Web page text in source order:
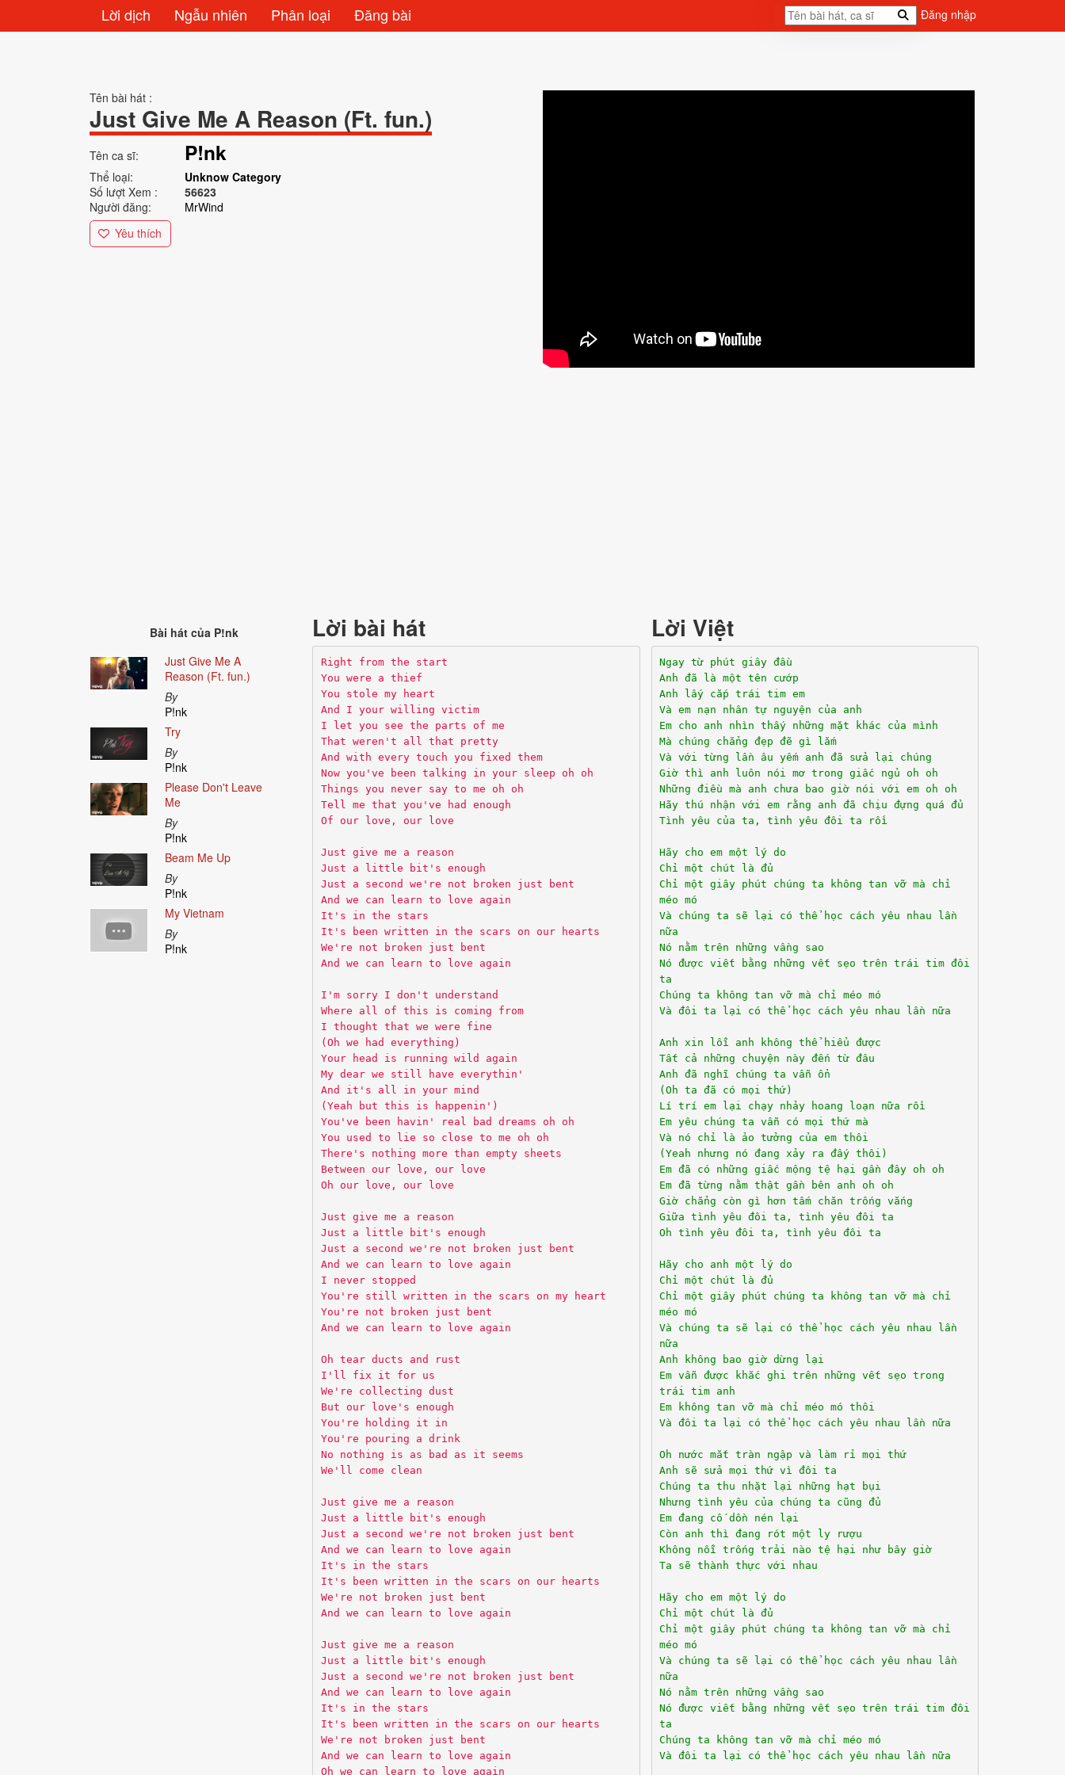
Lời dịch Ngẫu nhiên Phân loại Đăng bài Đăng nhập
Tên bài hát :
Just Give Me A Reason (Ft. fun.)
Tên ca sĩ: P!nk
Thể loại:
Unknow Category
Số lượt Xem :
56623
Người đăng:
MrWind
Yêu thích
Bài hát của P!nk
Just Give Me A
Reason (Ft. fun.)
By
P!nk
Try
By
P!nk
Please Don't Leave
Me
By
P!nk
Beam Me Up
By
P!nk
My Vietnam
By
P!nk
Lời bài hát
Right from the start
You were a thief
You stole my heart
And I your willing victim
I let you see the parts of me
That weren't all that pretty
And with every touch you fixed them
Now you've been talking in your sleep oh oh
Things you never say to me oh oh
Tell me that you've had enough
Of our love, our love
Just give me a reason
Just a little bit's enough
Just a second we're not broken just bent
And we can learn to love again
It's in the stars
It's been written in the scars on our hearts
We're not broken just bent
And we can learn to love again
I'm sorry I don't understand
Where all of this is coming from
I thought that we were fine
(Oh we had everything)
Your head is running wild again
My dear we still have everythin'
And it's all in your mind
(Yeah but this is happenin')
You've been havin' real bad dreams oh oh
You used to lie so close to me oh oh
There's nothing more than empty sheets
Between our love, our love
Oh our love, our love
Just give me a reason
Just a little bit's enough
Just a second we're not broken just bent
And we can learn to love again
I never stopped
You're still written in the scars on my heart
You're not broken just bent
And we can learn to love again
Oh tear ducts and rust
I'll fix it for us
We're collecting dust
But our love's enough
You're holding it in
You're pouring a drink
No nothing is as bad as it seems
We'll come clean
Just give me a reason
Just a little bit's enough
Just a second we're not broken just bent
And we can learn to love again
It's in the stars
It's been written in the scars on our hearts
We're not broken just bent
And we can learn to love again
Just give me a reason
Just a little bit's enough
Just a second we're not broken just bent
And we can learn to love again
It's in the stars
It's been written in the scars on our hearts
We're not broken just bent
And we can learn to love again
Oh we can learn to love again
Lời Việt
Ngay từ phút giây đầu
Anh đã là một tên cướp
Anh lấy cắp trái tim em
Và em nạn nhân tự nguyện của anh
Em cho anh nhìn thấy những mặt khác của mình
Mà chúng chẳng đẹp đẽ gì lắm
Và với từng lần âu yếm anh đã sửa lại chúng
Giờ thì anh luôn nói mơ trong giấc ngủ oh oh
Những điều mà anh chưa bao giờ nói với em oh oh
Hãy thú nhận với em rằng anh đã chịu đựng quá đủ
Tình yêu của ta, tình yêu đôi ta rồi
Hãy cho em một lý do
Chỉ một chút là đủ
Chỉ một giây phút chúng ta không tan vỡ mà chỉ
méo mó
Và chúng ta sẽ lại có thể học cách yêu nhau lần
nữa
Nó nằm trên những vầng sao
Nó được viết bằng những vết sẹo trên trái tim đôi
ta
Chúng ta không tan vỡ mà chỉ méo mó
Và đôi ta lại có thể học cách yêu nhau lần nữa
Anh xin lỗi anh không thể hiểu được
Tất cả những chuyện này đến từ đâu
Anh đã nghĩ chúng ta vẫn ổn
(Oh ta đã có mọi thứ)
Lí trí em lại chạy nhảy hoang loạn nữa rồi
Em yêu chúng ta vẫn có mọi thứ mà
Và nó chỉ là ảo tưởng của em thôi
(Yeah nhưng nó đang xảy ra đấy thôi)
Em đã có những giấc mộng tệ hại gần đây oh oh
Em đã từng nằm thật gần bên anh oh oh
Giờ chẳng còn gì hơn tấm chăn trống vắng
Giữa tình yêu đôi ta, tình yêu đôi ta
Oh tình yêu đôi ta, tình yêu đôi ta
Hãy cho anh một lý do
Chỉ một chút là đủ
Chỉ một giây phút chúng ta không tan vỡ mà chỉ
méo mó
Và chúng ta sẽ lại có thể học cách yêu nhau lần
nữa
Anh không bao giờ dừng lại
Em vẫn được khắc ghi trên những vết sẹo trong
trái tim anh
Em không tan vỡ mà chỉ méo mó thôi
Và đôi ta lại có thể học cách yêu nhau lần nữa
Oh nước mắt tràn ngập và làm rỉ mọi thứ
Anh sẽ sửa mọi thứ vì đôi ta
Chúng ta thu nhặt lại những hạt bụi
Nhưng tình yêu của chúng ta cũng đủ
Em đang cố dồn nén lại
Còn anh thì đang rót một ly rượu
Không nỗi trống trải nào tệ hại như bây giờ
Ta sẽ thành thực với nhau
Hãy cho em một lý do
Chỉ một chút là đủ
Chỉ một giây phút chúng ta không tan vỡ mà chỉ
méo mó
Và chúng ta sẽ lại có thể học cách yêu nhau lần
nữa
Nó nằm trên những vầng sao
Nó được viết bằng những vết sẹo trên trái tim đôi
ta
Chúng ta không tan vỡ mà chỉ méo mó
Và đôi ta lại có thể học cách yêu nhau lần nữa